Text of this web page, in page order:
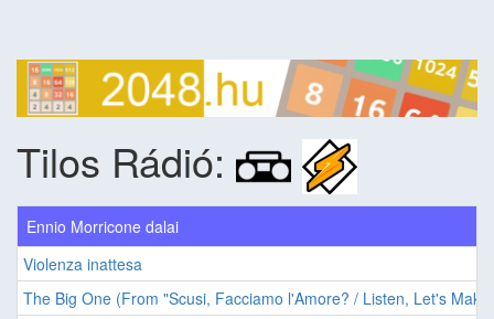
Tilos Rádió:
Ennio Morricone dalai
Violenza inattesa
The Big One (From "Scusi, Facciamo l'Amore? / Listen, Let's